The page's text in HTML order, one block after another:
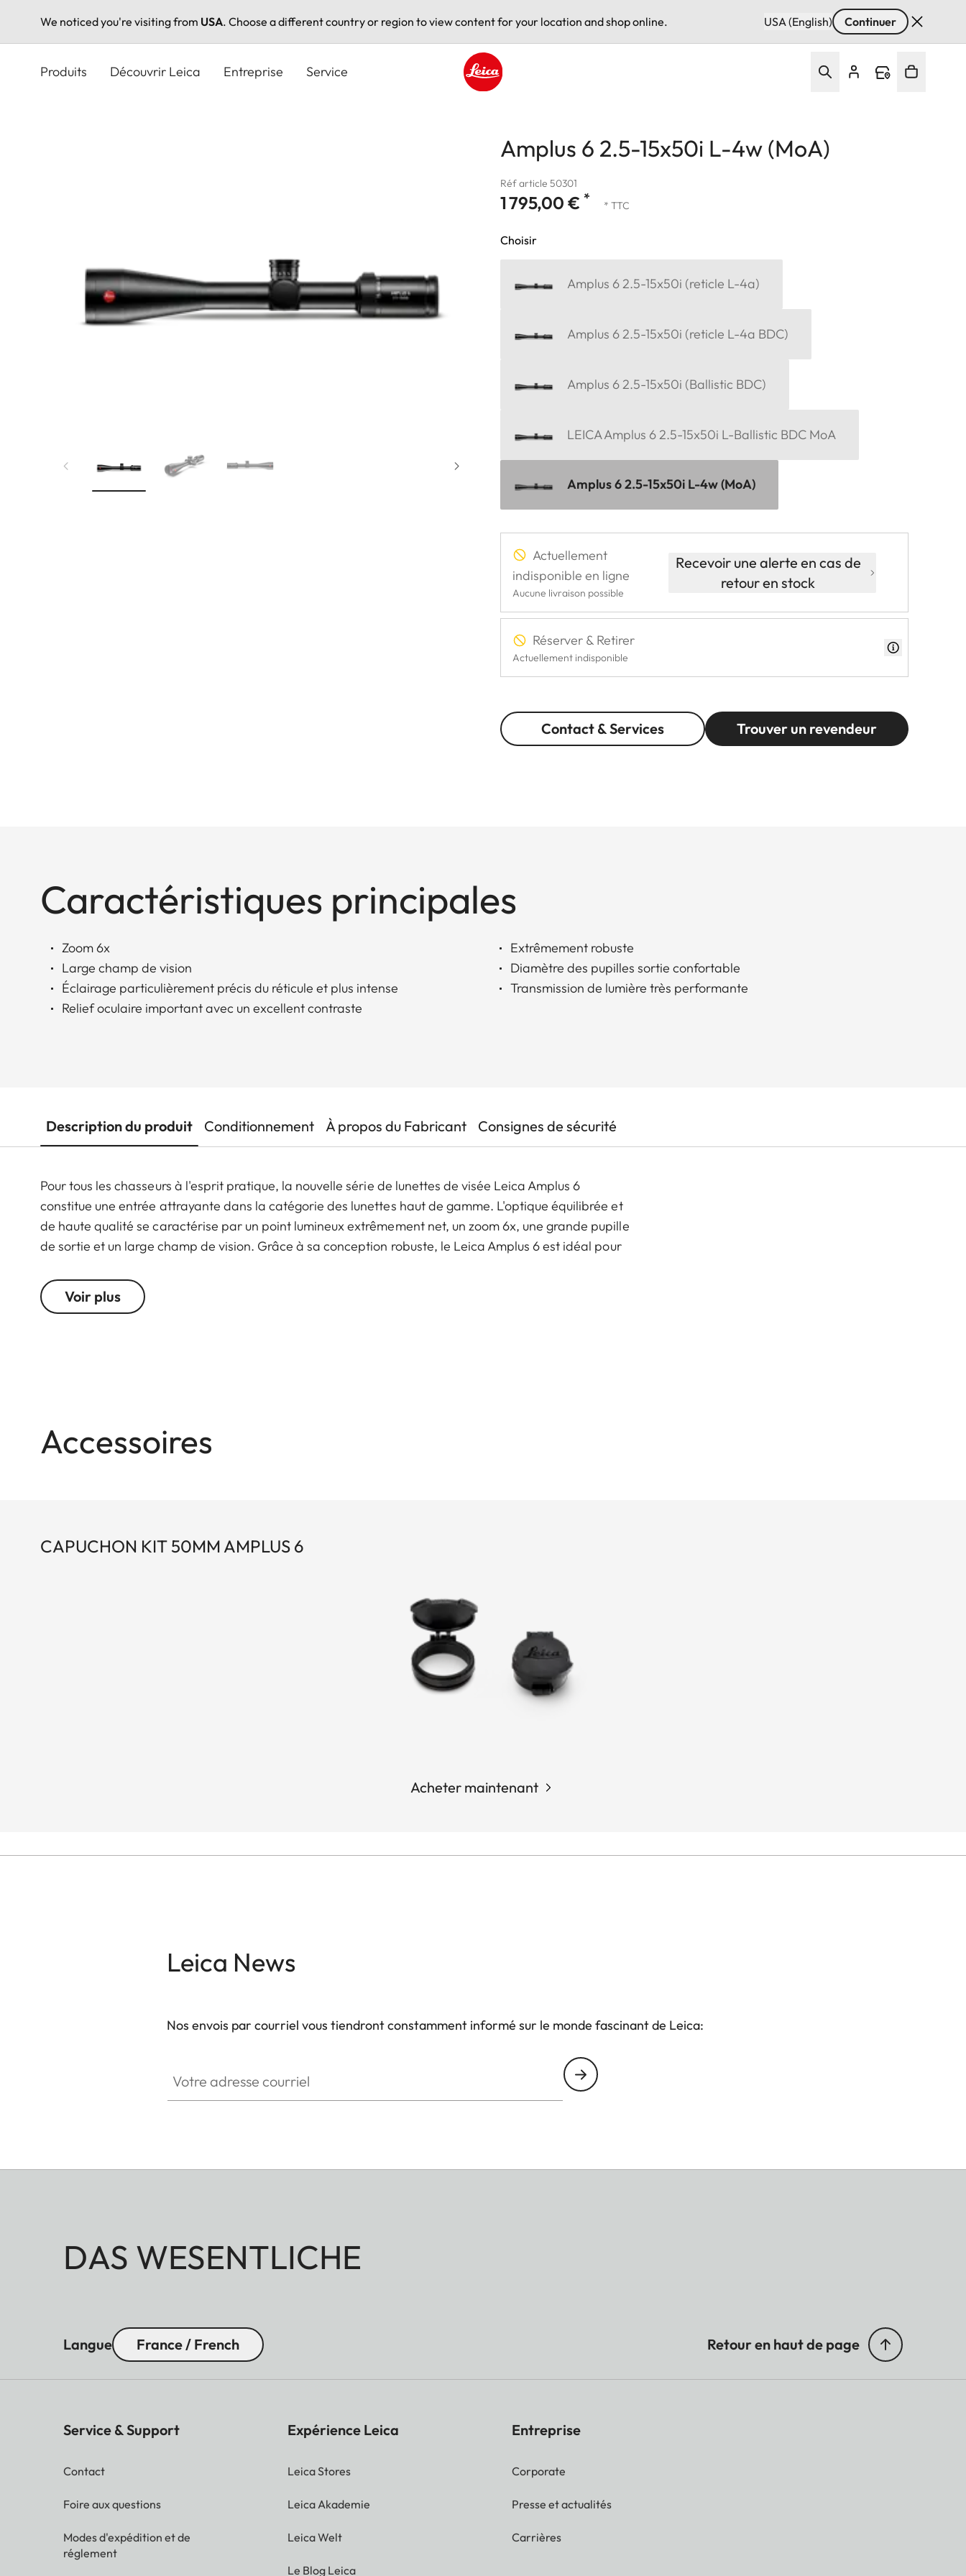
We noticed you're visiting from USA. Choose a different country or region to view content for your location and shop online. USA (English) Continuer
Produits Découvrir Leica Entreprise Service
Amplus 6 2.5-15x50i L-4w (MoA)
Réf article 50301
1 795,00 € * * TTC
Choisir
Amplus 6 2.5-15x50i (reticle L-4a)
Amplus 6 2.5-15x50i (reticle L-4a BDC)
Amplus 6 2.5-15x50i (Ballistic BDC)
LEICA Amplus 6 2.5-15x50i L-Ballistic BDC MoA
Amplus 6 2.5-15x50i L-4w (MoA)
Actuellement
indisponible en ligne
Aucune livraison possible
Recevoir une alerte en cas de
retour en stock
Réserver & Retirer
Actuellement indisponible
Contact & Services Trouver un revendeur
Caractéristiques principales
Zoom 6x
Large champ de vision
Éclairage particulièrement précis du réticule et plus intense
Relief oculaire important avec un excellent contraste
Extrêmement robuste
Diamètre des pupilles sortie confortable
Transmission de lumière très performante
Description du produit Conditionnement À propos du Fabricant Consignes de sécurité
Pour tous les chasseurs à l'esprit pratique, la nouvelle série de lunettes de visée Leica Amplus 6
constitue une entrée attrayante dans la catégorie des lunettes haut de gamme. L'optique équilibrée et
de haute qualité se caractérise par un point lumineux extrêmement net, un zoom 6x, une grande pupille
de sortie et un large champ de vision. Grâce à sa conception robuste, le Leica Amplus 6 est idéal pour
défavorables. Le toucher de haute qualité des éléments fonctionnels assure une manipulation sûre et
flexible au moment décisif.
Voir plus
Accessoires
CAPUCHON KIT 50MM AMPLUS 6
Acheter maintenant
Leica News
Nos envois par courriel vous tiendront constamment informé sur le monde fascinant de Leica:
DAS WESENTLICHE
Langue France / French Retour en haut de page
Service & Support
Contact
Foire aux questions
Modes d'expédition et de
réglement
Expérience Leica
Leica Stores
Leica Akademie
Leica Welt
Le Blog Leica
Entreprise
Corporate
Presse et actualités
Carrières